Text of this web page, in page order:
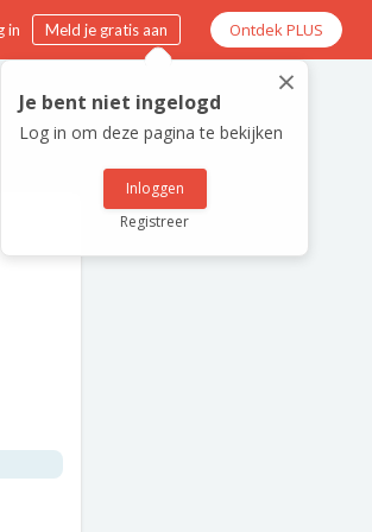
in Meld je gratis aan Ontdek PLUS
×
Je bent niet ingelogd
Log in om deze pagina te bekijken
Inloggen
Registreer